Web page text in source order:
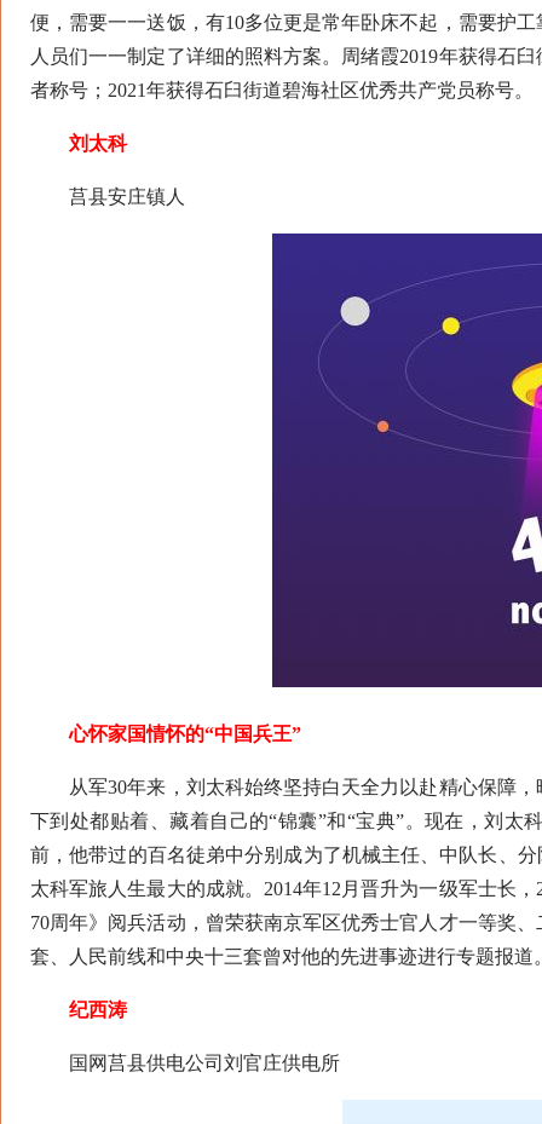
便，需要一一送饭，有10多位更是常年卧床不起，需要护
人员们一一制定了详细的照料方案。周绪霞2019年获得石
者称号；2021年获得石臼街道碧海社区优秀共产党员称号。
刘太科
莒县安庄镇人
心怀家国情怀的“中国兵王”
从军30年来，刘太科始终坚持白天全力以赴精心保障，
下到处都贴着、藏着自己的“锦囊”和“宝典”。现在，刘太
前，他带过的百名徒弟中分别成为了机械主任、中队长、
太科军旅人生最大的成就。2014年12月晋升为一级军士长
70周年》阅兵活动，曾荣获南京军区优秀士官人才一等奖
套、人民前线和中央十三套曾对他的先进事迹进行专题报道
纪西涛
国网莒县供电公司刘官庄供电所